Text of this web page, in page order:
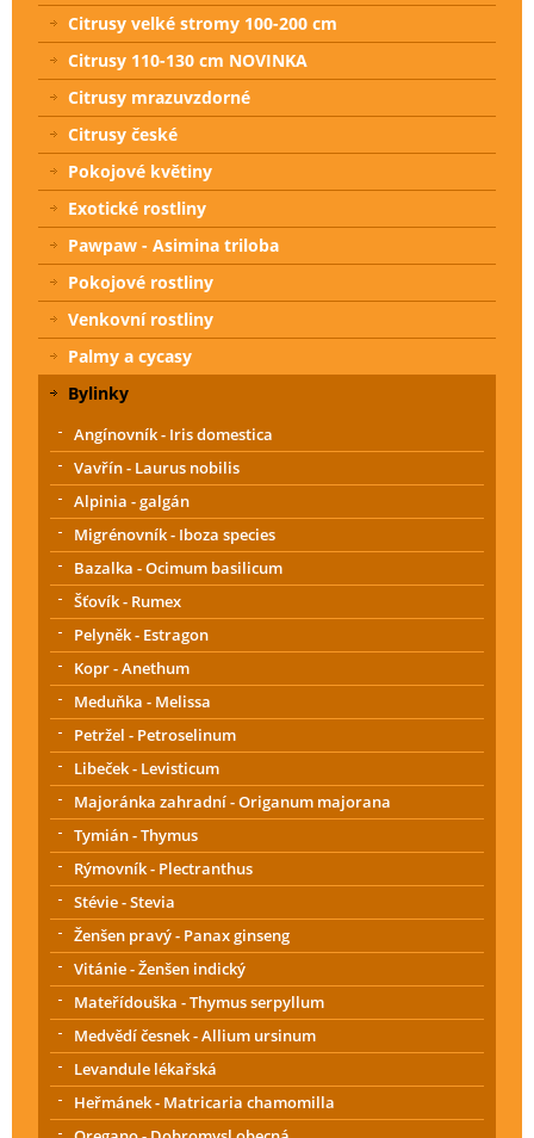
Citrusy velké stromy 100-200 cm
Citrusy 110-130 cm NOVINKA
Citrusy mrazuvzdorné
Citrusy české
Pokojové květiny
Exotické rostliny
Pawpaw - Asimina triloba
Pokojové rostliny
Venkovní rostliny
Palmy a cycasy
Bylinky
Angínovník - Iris domestica
Vavřín - Laurus nobilis
Alpinia - galgán
Migrénovník - Iboza species
Bazalka - Ocimum basilicum
Šťovík - Rumex
Pelyněk - Estragon
Kopr - Anethum
Meduňka - Melissa
Petržel - Petroselinum
Libeček - Levisticum
Majoránka zahradní - Origanum majorana
Tymián - Thymus
Rýmovník - Plectranthus
Stévie - Stevia
Ženšen pravý - Panax ginseng
Vitánie - Ženšen indický
Mateřídouška - Thymus serpyllum
Medvědí česnek - Allium ursinum
Levandule lékařská
Heřmánek - Matricaria chamomilla